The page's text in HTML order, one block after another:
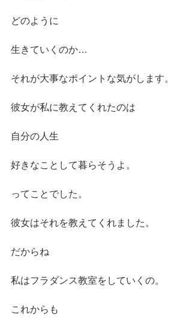
どのように
生きていくのか…
それが大事なポイントな気がします。
彼女が私に教えてくれたのは
自分の人生
好きなことして暮らそうよ。
ってことでした。
彼女はそれを教えてくれました。
だからね
私はフラダンス教室をしていくの。
これからも